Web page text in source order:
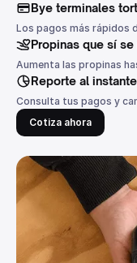
Bye terminales
Los pagos más rápidos
Propinas que sí se
Aumenta las propinas
Reporte al instante
Consulta tus pagos y
Cotiza ahora